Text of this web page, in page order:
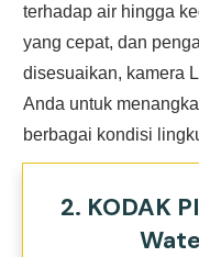
terhadap air hingga
yang cepat, dan
disesuaikan, kamera
Anda untuk
berbagai kondisi
2. KODAK